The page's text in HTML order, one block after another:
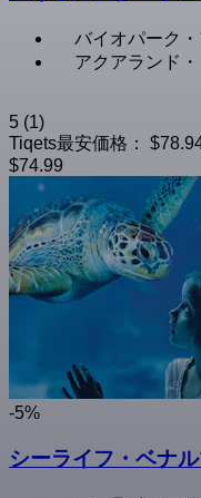
バイオパーク
アクアランド
5 (1)
Tiqets最安価格：
$74.99
-5%
シーライフ・ベナ